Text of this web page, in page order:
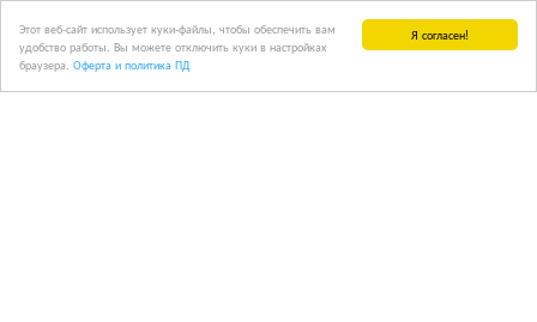
Я согласен!
Этот веб-сайт использует куки-файлы, чтобы обеспечить вам
удобство работы. Вы можете отключить куки в настройках
браузера. Оферта и политика ПД